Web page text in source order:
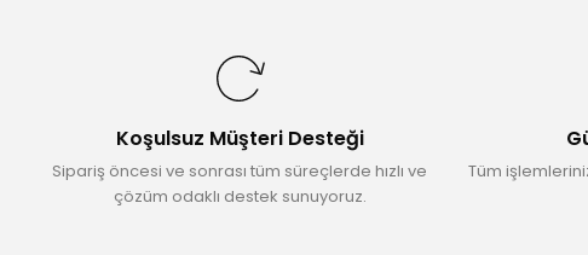
Koşulsuz Müşteri Desteği
Sipariş öncesi ve sonrası tüm süreçlerde hızlı ve
çözüm odaklı destek sunuyoruz.
Tüm